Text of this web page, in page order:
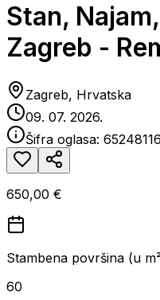
Stan,
Zagreb -
Zagreb, Hrvatska
09. 07. 2026.
Šifra oglasa:
650,00 €
Stambena površina (u
60